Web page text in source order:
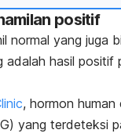
positif
normal yang juga
adalah hasil positif
, hormon human
yang terdeteksi